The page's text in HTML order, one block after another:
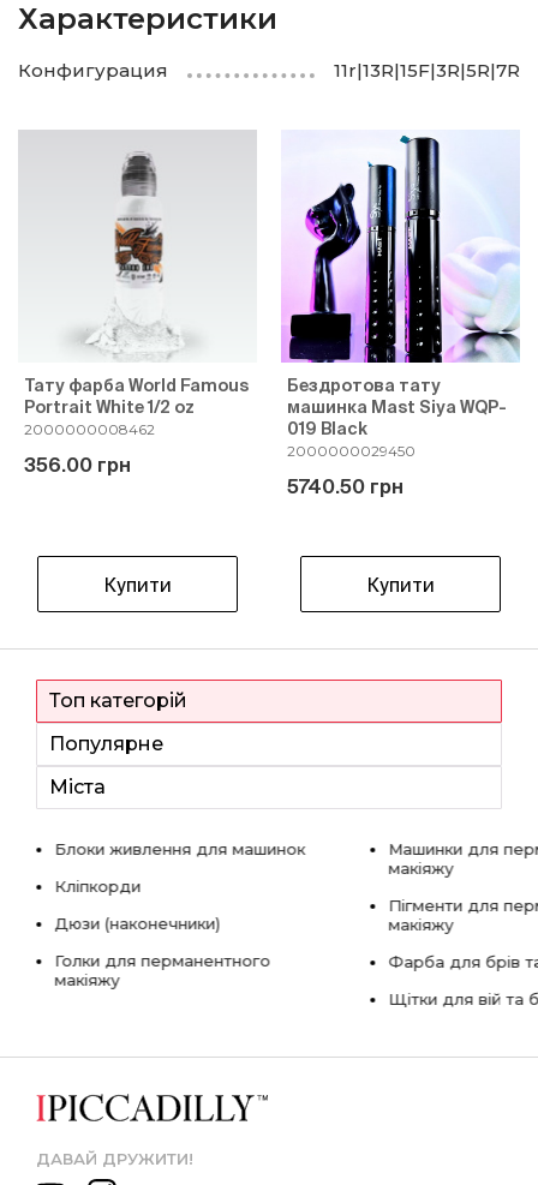
Характеристики
Конфигурация 11r|13R|15F|3R|5R|7R
Тату фарба World Famous
Portrait White 1/2 oz
2000000008462
356.00 грн
Купити
Бездротова тату
машинка Mast Siya WQP-
019 Black
2000000029450
5740.50 грн
Купити
Топ категорій
Популярне
Міста
Блоки живлення для машинок
Кліпкорди
Дюзи (наконечники)
Голки для перманентного
макіяжу
Машинки для
макіяжу
Пігменти для
макіяжу
Фарба для брів
Щітки для вій та
ДАВАЙ ДРУЖИТИ!